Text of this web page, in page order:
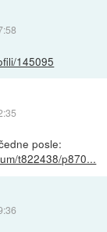
145095
posle:
t822438/p870...